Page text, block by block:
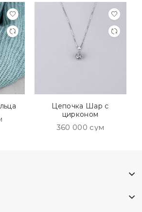
Цепочка Шар с
цирконом
360 000 сум